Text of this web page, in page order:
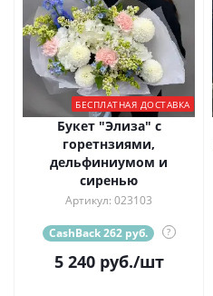
БЕСПЛАТНАЯ ДОСТАВКА
Букет "Элиза" с
горетнзиями,
дельфиниумом и
сиренью
Артикул: 023103
CashBack 262 руб. ?
5 240руб./шт